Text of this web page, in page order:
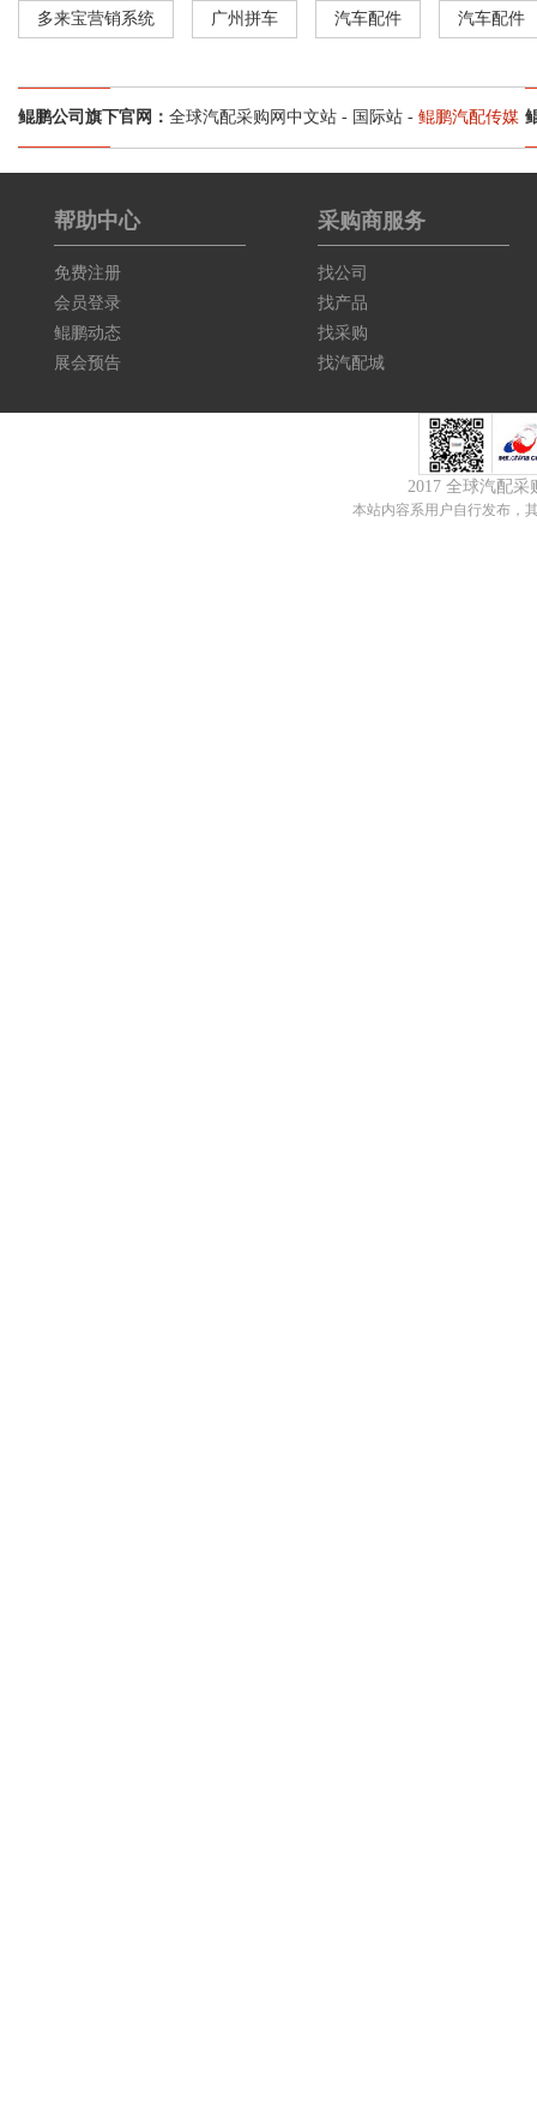
多来宝营销系统 广州拼车 汽车配件 汽车配件
鲲鹏公司旗下官网： 全球汽配采购网中文站 - 国际站 - 鲲鹏汽配传媒
帮助中心
免费注册
会员登录
鲲鹏动态
展会预告
采购商服务
找公司
找产品
找采购
找汽配城
2017 全球汽配
本站内容系用户自行发布，